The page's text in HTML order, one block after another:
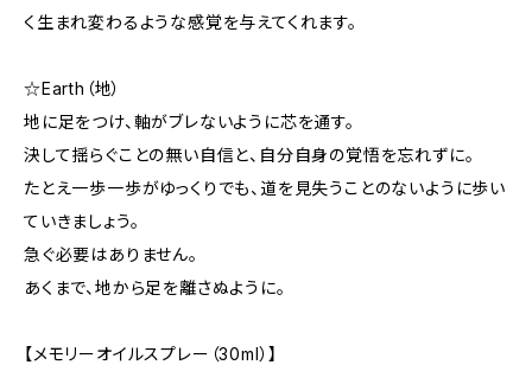
く生まれ変わるような感覚を与えてくれます。
☆Earth（地）
地に足をつけ、軸がブレないように芯を通す。
決して揺らぐことの無い自信と、自分自身の覚悟を忘れずに。
たとえ一歩一歩がゆっくりでも、道を見失うことのないように歩い
ていきましょう。
急ぐ必要はありません。
あくまで、地から足を離さぬように。
【メモリーオイルスプレー（30ml）】